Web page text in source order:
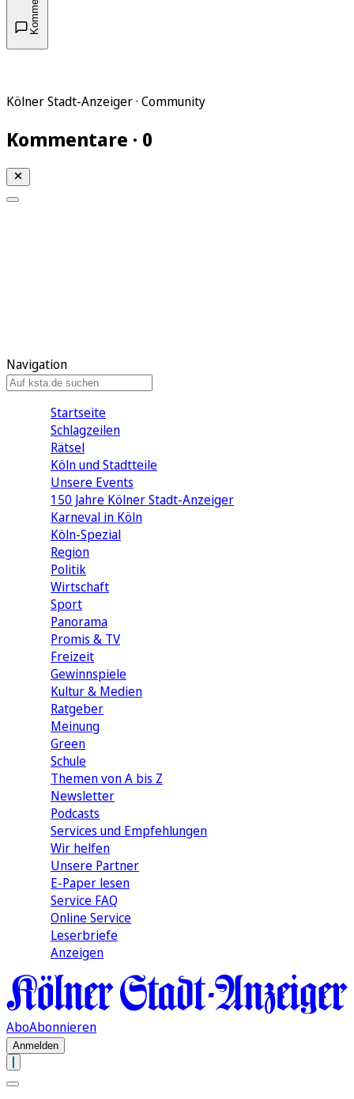
Kölner Stadt-Anzeiger · Community
Kommentare · 0
Navigation
Startseite
Schlagzeilen
Rätsel
Köln und Stadtteile
Unsere Events
150 Jahre Kölner Stadt-Anzeiger
Karneval in Köln
Köln-Spezial
Region
Politik
Wirtschaft
Sport
Panorama
Promis & TV
Freizeit
Gewinnspiele
Kultur & Medien
Ratgeber
Meinung
Green
Schule
Themen von A bis Z
Newsletter
Podcasts
Services und Empfehlungen
Wir helfen
Unsere Partner
E-Paper lesen
Service FAQ
Online Service
Leserbriefe
Anzeigen
AboAbonnieren
Anmelden